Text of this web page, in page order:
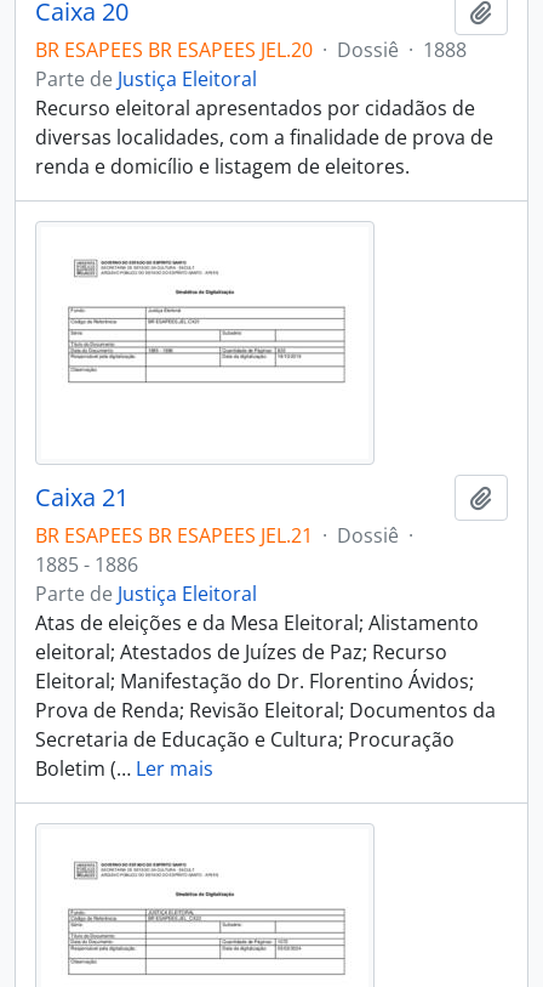
Caixa 20
BR ESAPEES BR ESAPEES JEL.20 · Dossiê · 1888
Parte de Justiça Eleitoral
Recurso eleitoral apresentados por cidadãos de
diversas localidades, com a finalidade de prova de
renda e domicílio e listagem de eleitores.
Caixa 21
BR ESAPEES BR ESAPEES JEL.21 · Dossiê ·
1885 - 1886
Parte de Justiça Eleitoral
Atas de eleições e da Mesa Eleitoral; Alistamento
eleitoral; Atestados de Juízes de Paz; Recurso
Eleitoral; Manifestação do Dr. Florentino Ávidos;
Prova de Renda; Revisão Eleitoral; Documentos da
Secretaria de Educação e Cultura; Procuração
Boletim (… Ler mais